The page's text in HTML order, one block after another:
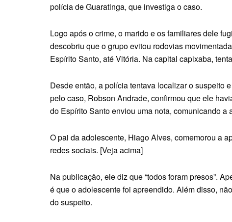
polícia de Guaratinga, que investiga o caso.
Logo após o crime, o marido e os familiares dele
descobriu que o grupo evitou rodovias
Espírito Santo, até Vitória. Na capital capixaba,
Desde então, a polícia tentava localizar o suspeito
pelo caso, Robson Andrade, confirmou que ele
do Espírito Santo enviou uma nota, comunicando a
O pai da adolescente, Hiago Alves, comemorou a
redes sociais. [Veja acima]
Na publicação, ele diz que “todos foram presos”.
é que o adolescente foi apreendido. Além disso,
do suspeito.